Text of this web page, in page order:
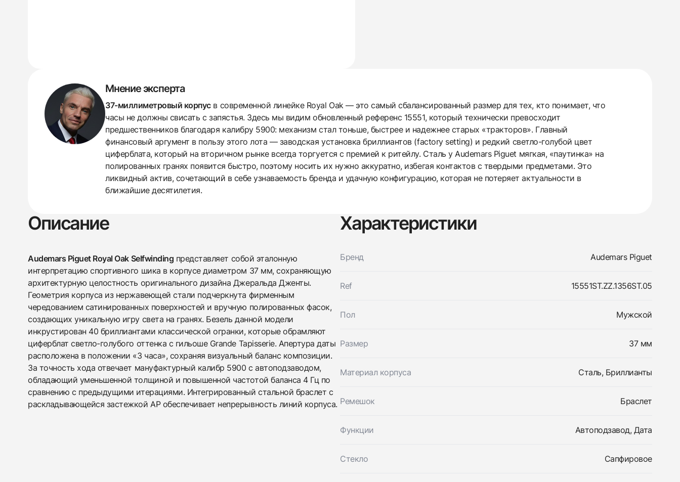
Мнение эксперта
37-миллиметровый корпусв современной линейке Royal Oak — это самый сбалансированный размер для тех, кто понимает, что
часы не должны свисать с запястья. Здесь мы видим обновленный референс 15551, который технически превосходит
предшественников благодаря калибру 5900: механизм стал тоньше, быстрее и надежнее старых «тракторов». Главный
финансовый аргумент в пользу этого лота — заводская установка бриллиантов (factory setting) и редкий светло-голубой цвет
циферблата, который на вторичном рынке всегда торгуется с премией к ритейлу. Сталь у Audemars Piguet мягкая, «паутинка» на
полированных гранях появится быстро, поэтому носить их нужно аккуратно, избегая контактов с твердыми предметами. Это
ликвидный актив, сочетающий в себе узнаваемость бренда и удачную конфигурацию, которая не потеряет актуальности в
ближайшие десятилетия.
Описание
Audemars Piguet Royal Oak Selfwinding представляет собой эталонную
интерпретацию спортивного шика в корпусе диаметром 37 мм, сохраняющую
архитектурную целостность оригинального дизайна Джеральда Дженты.
Геометрия корпуса из нержавеющей стали подчеркнута фирменным
чередованием сатинированных поверхностей и вручную полированных фасок,
создающих уникальную игру света на гранях. Безель данной модели
инкрустирован 40 бриллиантами классической огранки, которые обрамляют
циферблат светло-голубого оттенка с гильоше Grande Tapisserie. Апертура даты
расположена в положении «3 часа», сохраняя визуальный баланс композиции.
За точность хода отвечает мануфактурный калибр 5900 с автоподзаводом,
обладающий уменьшенной толщиной и повышенной частотой баланса 4 Гц по
сравнению с предыдущими итерациями. Интегрированный стальной браслет с
раскладывающейся застежкой AP обеспечивает непрерывность линий корпуса.
Характеристики
Бренд Audemars Piguet
Ref 15551ST.ZZ.1356ST.05
Пол Мужской
Размер 37 мм
Материал корпуса Сталь, Бриллианты
Ремешок Браслет
Функции Автоподзавод, Дата
Стекло Сапфировое
Заказать эти часы
Оставьте ваши контактные данные и мы свяжемся с
вами
Audemars Piguet
Royal Oak 37 mm Diamonds
НовыеКоробка + Документы
$53,050
Трейд-ин часов
Оставьте ваши контактные данные и мы свяжемся с
Audemars Piguet
Royal Oak 37 mm Diamonds
НовыеКоробка + Документы
$53,050